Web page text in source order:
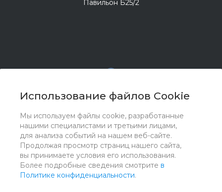
Использование файлов Cookie
Мы используем файлы cookie, разработанные
нашими специалистами и третьими лицами,
для анализа событий на нашем веб-сайте.
Продолжая просмотр страниц нашего сайта,
вы принимаете условия его использования.
Более подробные сведения смотрите в
Политике конфиденциальности.
Павильон Б25/2
© 2017 - 2026 ООО "Комплектстрой 41", Все права
защищены